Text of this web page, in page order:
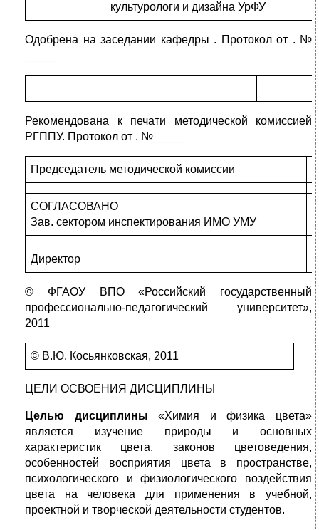
культурологи и дизайна УрФУ
Одобрена на заседании кафедры . Протокол от . №
Рекомендована к печати методической комиссией
РГППУ. Протокол от . №_____
Председатель методической комиссии
СОГЛАСОВАНО
Зав. сектором инспектирования ИМО УМУ
Директор
© ФГАОУ ВПО «Российский государственный
профессионально-педагогический университет»,
2011
© В.Ю. Косьянковская, 2011
ЦЕЛИ ОСВОЕНИЯ ДИСЦИПЛИНЫ
Целью дисциплины «Химия и физика цвета»
является изучение природы и основных
характеристик цвета, законов цветоведения,
особенностей восприятия цвета в пространстве,
психологического и физиологического воздействия
цвета на человека для применения в учебной,
проектной и творческой деятельности студентов.